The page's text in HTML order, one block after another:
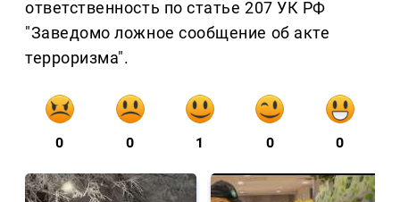
ответственность по статье 207 УК РФ
"Заведомо ложное сообщение об акте
терроризма".
0 0 1 0 0